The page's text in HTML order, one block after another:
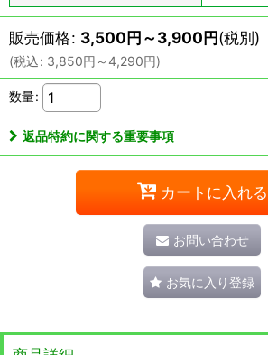
販売価格: 3,500円～3,900円(税別)
(税込: 3,850円 ～4,290円)
数量:
返品特約に関する重要事項
カートに入れる
お問い合わせ
お気に入り登録